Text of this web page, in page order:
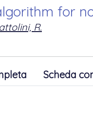
for
R.
Scheda